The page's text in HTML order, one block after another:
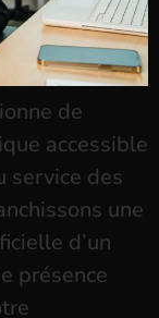
de
accessible
service des
une
d’un
présence